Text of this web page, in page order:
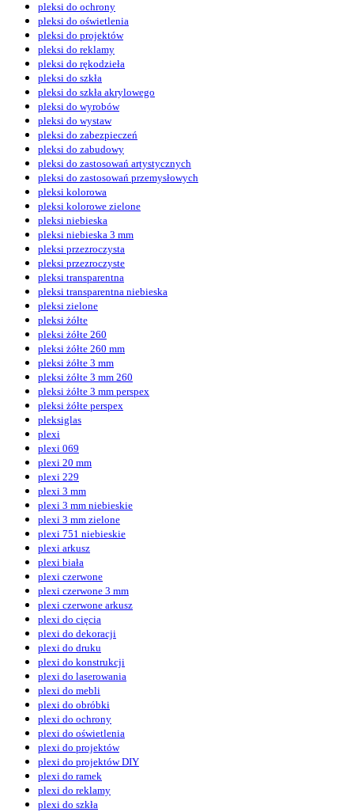
pleksi do ochrony
pleksi do oświetlenia
pleksi do projektów
pleksi do reklamy
pleksi do rękodzieła
pleksi do szkła
pleksi do szkła akrylowego
pleksi do wyrobów
pleksi do wystaw
pleksi do zabezpieczeń
pleksi do zabudowy
pleksi do zastosowań artystycznych
pleksi do zastosowań przemysłowych
pleksi kolorowa
pleksi kolorowe zielone
pleksi niebieska
pleksi niebieska 3 mm
pleksi przezroczysta
pleksi przezroczyste
pleksi transparentna
pleksi transparentna niebieska
pleksi zielone
pleksi żółte
pleksi żółte 260
pleksi żółte 260 mm
pleksi żółte 3 mm
pleksi żółte 3 mm 260
pleksi żółte 3 mm perspex
pleksi żółte perspex
pleksiglas
plexi
plexi 069
plexi 20 mm
plexi 229
plexi 3 mm
plexi 3 mm niebieskie
plexi 3 mm zielone
plexi 751 niebieskie
plexi arkusz
plexi biała
plexi czerwone
plexi czerwone 3 mm
plexi czerwone arkusz
plexi do cięcia
plexi do dekoracji
plexi do druku
plexi do konstrukcji
plexi do laserowania
plexi do mebli
plexi do obróbki
plexi do ochrony
plexi do oświetlenia
plexi do projektów
plexi do projektów DIY
plexi do ramek
plexi do reklamy
plexi do szkła